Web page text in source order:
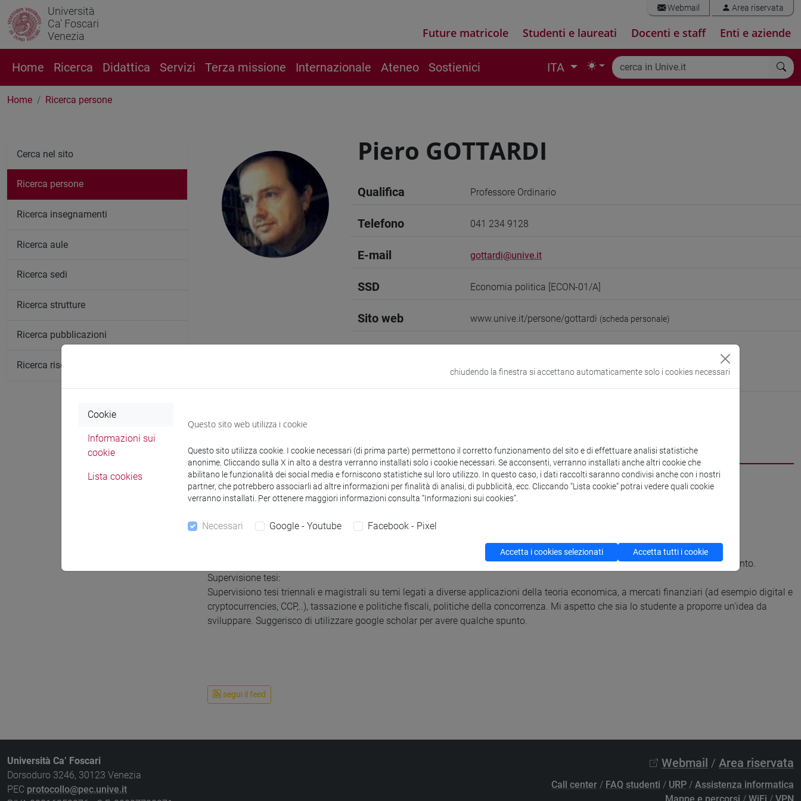
Università
Ca' Foscari
Venezia
Webmail Area riservata
Future matricole Studenti e laureati Docenti e staff Enti e aziende
Home Ricerca Didattica Servizi Terza missione Internazionale Ateneo Sostienici ITA
Home Ricerca persone
Piero GOTTARDI
Qualifica Professore Ordinario
Telefono 041 234 9128
E-mail gottardi@unive.it
SSD Economia politica [ECON-01/A]
Sito web www.unive.it/persone/gottardi (scheda personale)
Sede:San Giobbe
Ricevimento
Dipartimento di Economia / Department of Economics
Il ricevimento si terrà il martedì dalle 10:30 alle 12:30. Gli studenti sono invitati a contattare il docente per fissare un appuntamento.
Supervisione tesi:
Supervisiono tesi triennali e magistrali su temi legati a diverse applicazioni della teoria economica, a mercati finanziari (ad esempio digital e
cryptocurrencies, CCP,..), tassazione e politiche fiscali, politiche della concorrenza. Mi aspetto che sia lo studente a proporre un'idea da
sviluppare. Suggerisco di utilizzare google scholar per avere qualche spunto.
segui il feed
Cerca nel sito
Ricerca persone
Ricerca insegnamenti
Ricerca aule
Ricerca sedi
Ricerca strutture
Ricerca pubblicazioni
Ricerca risorse bibliografiche
Università Ca’ Foscari
Dorsoduro 3246, 30123 Venezia
PEC protocollo@pec.unive.it
Webmail / Area riservata
Call center / FAQ studenti / URP / Assistenza informatica
Mappe e percorsi / WiFi / VPN
chiudendo la finestra si accettano automaticamente solo i cookies necessari
Cookie
Informazioni sui
cookie
Lista cookies
Questo sito web utilizza i cookie
Questo sito utilizza cookie. I cookie necessari (di prima parte) permettono il corretto funzionamento del sito e di effettuare analisi statistiche
anonime. Cliccando sulla X in alto a destra verranno installati solo i cookie necessari. Se acconsenti, verranno installati anche altri cookie che
abilitano le funzionalità dei social media e forniscono statistiche sul loro utilizzo. In questo caso, i dati raccolti saranno condivisi anche con i nostri
partner, che potrebbero associarli ad altre informazioni per finalità di analisi, di pubblicità, ecc. Cliccando “Lista cookie” potrai vedere quali cookie
verranno installati. Per ottenere maggiori informazioni consulta “Informazioni sui cookies”.
Necessari Google - Youtube Facebook - Pixel
Accetta i cookies selezionati Accetta tutti i cookie